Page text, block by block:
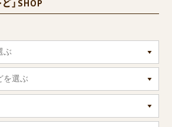
」SHOP
ぶ
を選ぶ